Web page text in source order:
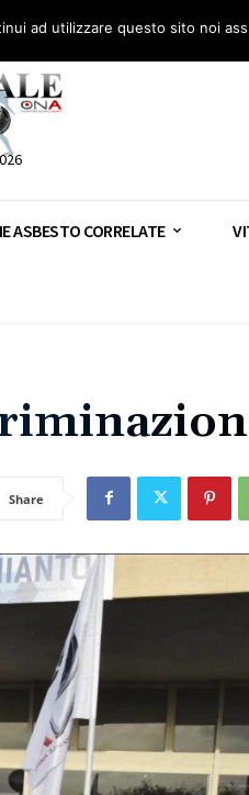
e lavoro Segnala – AGN
ASBESTO CORRELATE
Share
ad utilizzare questo sito noi